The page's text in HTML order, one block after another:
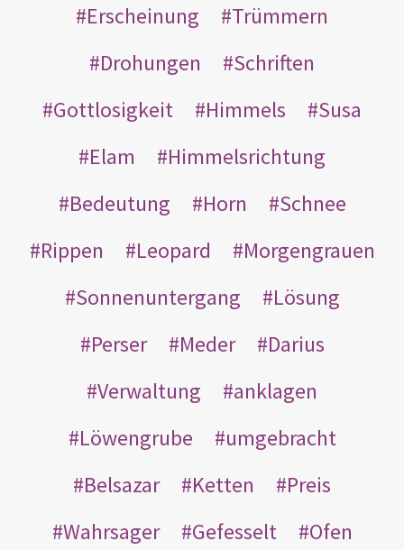
Erscheinung
Trümmern
Drohungen
Schriften
Gottlosigkeit
Himmels
Susa
Elam
Himmelsrichtung
Bedeutung
Horn
Schnee
Rippen
Leopard
Morgengrauen
Sonnenuntergang
Lösung
Perser
Meder
Darius
Verwaltung
anklagen
Löwengrube
umgebracht
Belsazar
Ketten
Preis
Wahrsager
Gefesselt
Ofen